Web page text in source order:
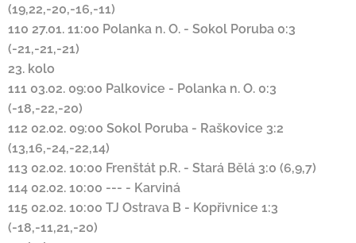
(19,22,-20,-16,-11)
110 27.01. 11:00 Polanka n. O. - Sokol Poruba 0:3
(-21,-21,-21)
23. kolo
111 03.02. 09:00 Palkovice - Polanka n. O. 0:3
(-18,-22,-20)
112 02.02. 09:00 Sokol Poruba - Raškovice 3:2
(13,16,-24,-22,14)
113 02.02. 10:00 Frenštát p.R. - Stará Bělá 3:0 (6,9,7)
114 02.02. 10:00 --- - Karviná
115 02.02. 10:00 TJ Ostrava B - Kopřivnice 1:3
(-18,-11,21,-20)